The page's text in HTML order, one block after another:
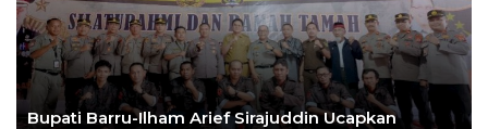
Bupati Barru-Ilham Arief Sirajuddin Ucapkan